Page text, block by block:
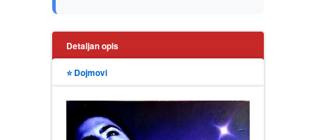
STRIP
TEORIJE ZAVERE
TINEJDŽ
Detaljan opis
⭐ Dojmovi